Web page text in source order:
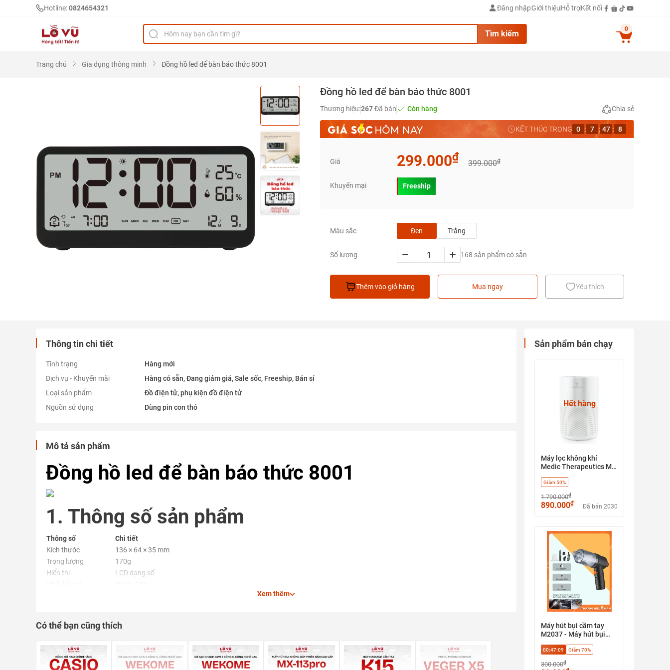
Hotline:0824654321 Đăng nhậpGiới thiệuHỗ trợKết nối
Tìm kiếm 0
Trang chủ Gia dụng thông minh Đồng hồ led để bàn báo thức 8001
Đồng hồ led để bàn báo thức 8001
Thương hiệu:267Đã bán Còn hàng Chia sẻ
KẾT THÚC TRONG 0 : 7 : 47 : 7
Giá 299.000₫
399.000₫
Khuyến mại Freeship
Màu sắc Đen Trắng
Số lượng 168 sản phẩm có sẵn
Thêm vào giỏ hàng Mua ngay Yêu thích
Thông tin chi tiết
Tình trạng
Hàng mới
Dịch vụ - Khuyến mãi
Hàng có sẵn, Đang giảm giá, Sale sốc, Freeship, Bán sỉ
Loại sản phẩm
Đồ điện tử, phụ kiện đồ điện tử
Nguồn sử dụng
Dùng pin con thỏ
Mô tả sản phẩm
Đồng hồ led để bàn báo thức 8001
1. Thông số sản phẩm
Thông số
Chi tiết
Kích thước
136 × 64 × 35 mm
Trọng lượng
170g
Hiển thị
LCD dạng số
2. Mô tả sản phẩm
Xem thêm
Có thể bạn cũng thích
Sản phẩm bán chạy
Hết hàng
Máy lọc không khí
Medic Therapeutics MT-
Giảm 50%
1.790.000₫
890.000₫ Đã bán 2030
Máy hút bụi cầm tay
M2037 - Máy hút bụi
120W, máy hút bụi ô tô,
máy hút bụi máy tính, lõi
lọc HEPA, 3 đầu thay
00:47:08 Giảm 70%
300.000₫